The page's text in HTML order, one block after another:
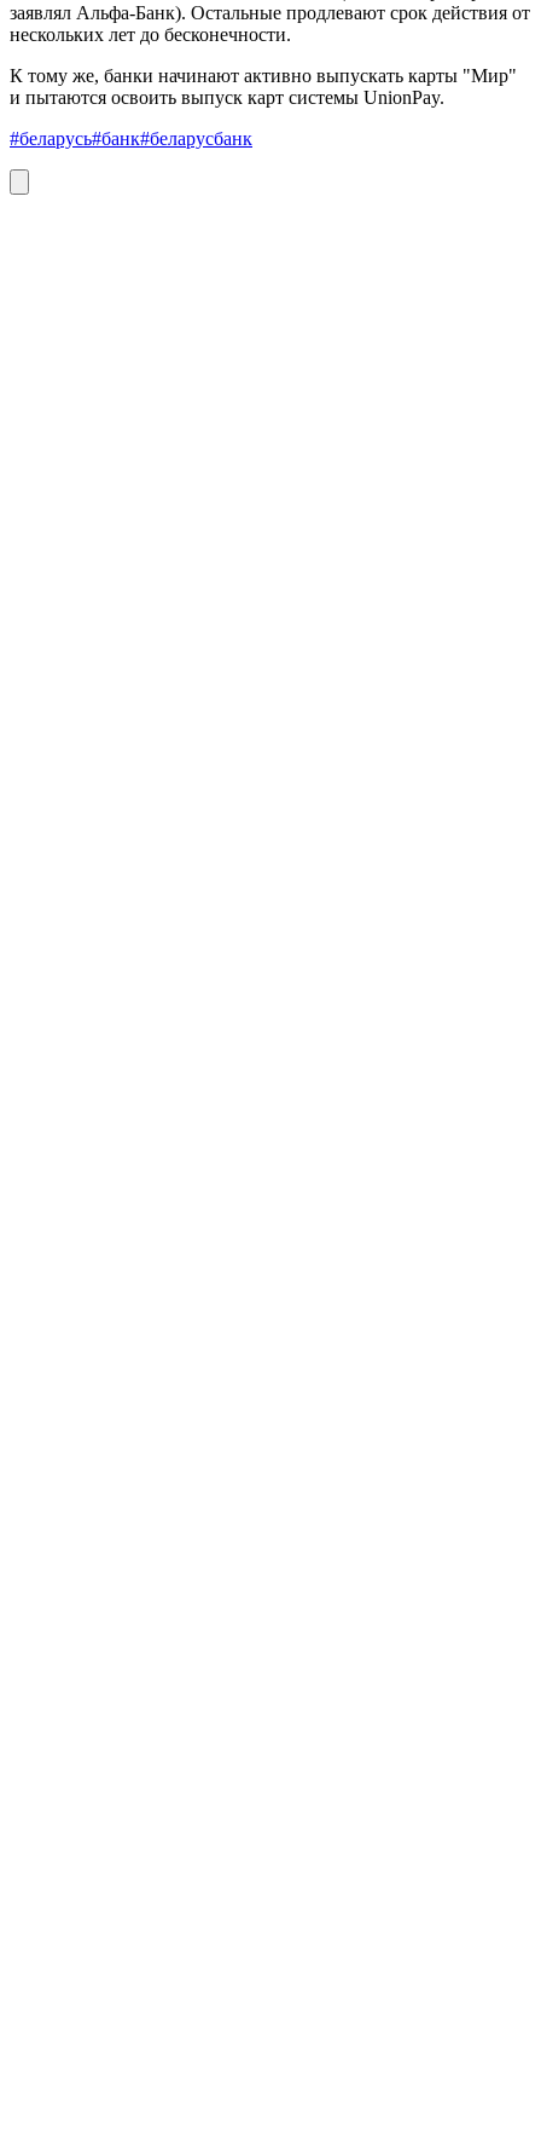
заявлял Альфа-Банк). Остальные продлевают срок действия от
нескольких лет до бесконечности.
К тому же, банки начинают активно выпускать карты "Мир"
и пытаются освоить выпуск карт системы UnionPay.
#беларусь#банк#беларусбанк